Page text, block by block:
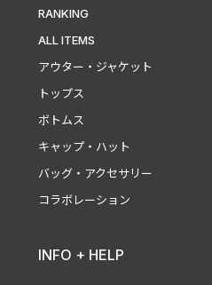
RANKING
ALL ITEMS
アウター・ジャケット
トップス
ボトムス
キャップ・ハット
バッグ・アクセサリー
コラボレーション
INFO + HELP